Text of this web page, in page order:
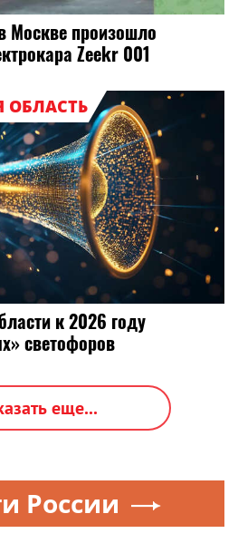
Москве произошло
Zeekr 001
к 2026 году
светофоров
еще...
России